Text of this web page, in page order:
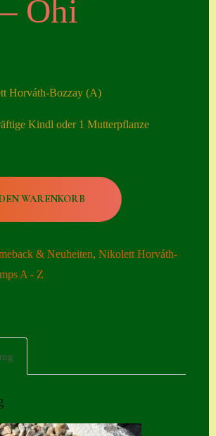
ngen
Datenschutzerklä
rung
mit Semps
Öhi
Horváth-Bozzay (A)
Kindl oder 1 Mutterpflanze
WARENKORB
& Neuheiten,Nikolett Horváth-
A - Z